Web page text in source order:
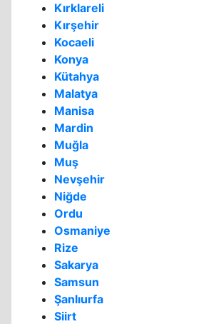
Kırklareli
Kırşehir
Kocaeli
Konya
Kütahya
Malatya
Manisa
Mardin
Muğla
Muş
Nevşehir
Niğde
Ordu
Osmaniye
Rize
Sakarya
Samsun
Şanlıurfa
Siirt